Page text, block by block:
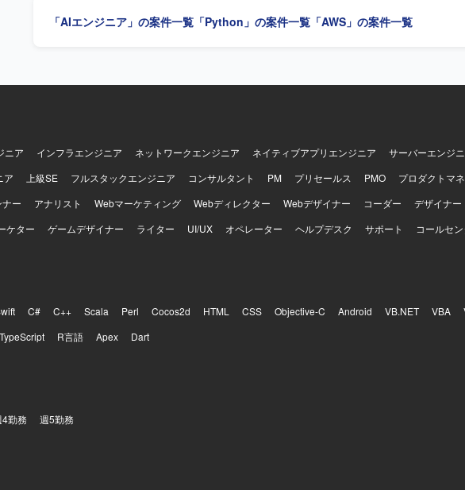
「AIエンジニア」の案件一覧 「Python」の案件一覧 「AWS」の案件一覧
ニア インフラエンジニア ネットワークエンジニア ネイティブアプリエンジニア
サーバーエンジ
ア 上級SE フルスタックエンジニア コンサルタント PM プリセールス PMO
プロダクトマ
ー アナリスト Webマーケティング Webディレクター Webデザイナー コーダー
デザイナー
ケター ゲームデザイナー ライター UI/UX オペレーター ヘルプデスク サポート コールセ
C# C++ Scala Perl Cocos2d HTML CSS Objective-C Android VB.NET VBA
TypeScript R言語 Apex Dart
4勤務 週5勤務